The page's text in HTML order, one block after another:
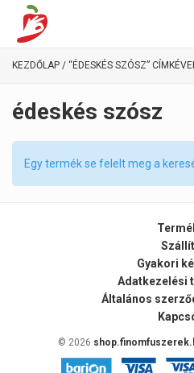
KEZDŐLAP / “ÉDESKÉS SZÓSZ”
édeskés szósz
Egy termék se felelt meg a
Gyakori
Adatkezelési
Általános
© 2026